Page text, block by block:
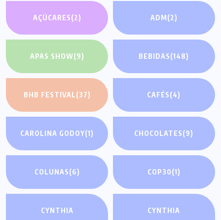
AÇÚCARES(2) ADM(2)
APAS SHOW(9) BEBIDAS(148)
BHB FESTIVAL(37) CAFÉS(4)
CAROLINA GODOY(1) CHOCOLATES(9)
COLUNAS(6) COP30(1)
CYNTHIA
CYNTHIA